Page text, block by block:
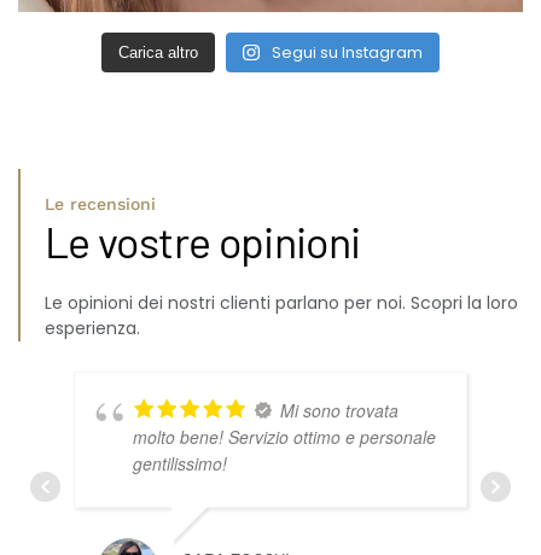
Carica altro Segui su Instagram
Le recensioni
Le vostre opinioni
Le opinioni dei nostri clienti parlano per noi. Scopri la loro
esperienza.
Mi sono trovata
molto bene! Servizio ottimo e personale
gentilissimo!